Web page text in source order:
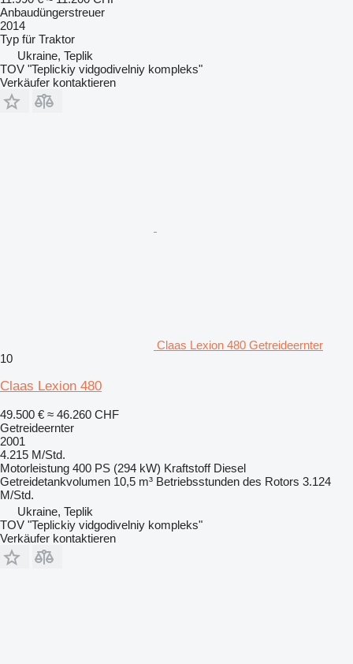
Anbaudüngerstreuer
2014
Typ für Traktor
Ukraine, Teplik
TOV "Teplickiy vidgodivelniy kompleks"
Verkäufer kontaktieren
Claas Lexion 480 Getreideernter
10
Claas Lexion 480
49.500 € ≈ 46.260 CHF
Getreideernter
2001
4.215 M/Std.
Motorleistung 400 PS (294 kW) Kraftstoff Diesel
Getreidetankvolumen 10,5 m³ Betriebsstunden des Rotors 3.124
M/Std.
Ukraine, Teplik
TOV "Teplickiy vidgodivelniy kompleks"
Verkäufer kontaktieren